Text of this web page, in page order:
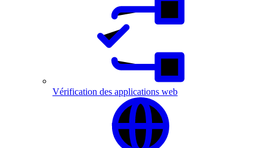
Vérification des applications web